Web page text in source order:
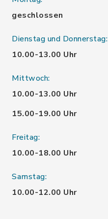
geschlossen
Dienstag und Donnerstag:
10.00-13.00 Uhr
Mittwoch:
10.00-13.00 Uhr
15.00-19.00 Uhr
Freitag:
10.00-18.00 Uhr
Samstag:
10.00-12.00 Uhr